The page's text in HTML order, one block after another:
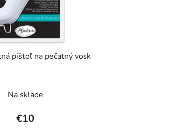
pištoľ na pečatný vosk
Na sklade
€10